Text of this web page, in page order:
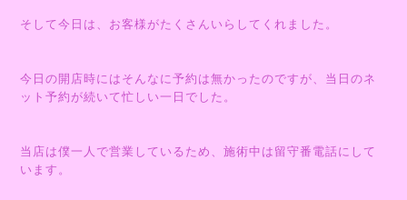
そして今日は、お客様がたくさんいらしてくれました。
今日の開店時にはそんなに予約は無かったのですが、当日のネ
ット予約が続いて忙しい一日でした。
当店は僕一人で営業しているため、施術中は留守番電話にして
います。